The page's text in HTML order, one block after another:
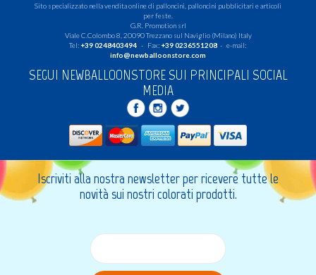
Sito specializzato nella vendita online di palloncini, palloncini pubblicitari e articoli
per feste.
G.R. Promotion srl
Viale C.Colombo 8, 20090 Trezzano sul Naviglio (Milano) Italy
Tel:+39 0248403494- Fax:+39 0236551208- e-mail:
info@newballoonstore.com
SEGUI NEWBALLOONSTORE SUI PRINCIPALI SOCIAL
MEDIA
Iscriviti alla nostra newsletter per ricevere tutte le
novità sui nostri colorati prodotti.